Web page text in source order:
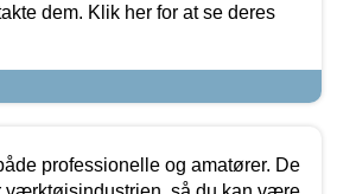
dem. Klik her for at se deres
professionelle og amatører. De